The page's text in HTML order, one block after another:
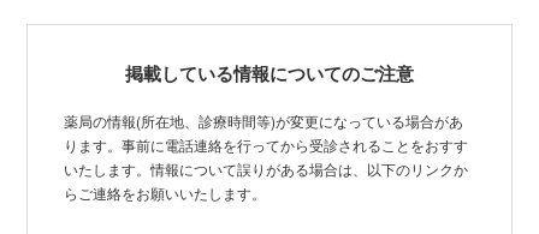
掲載している情報についてのご注意
薬局の情報(所在地、診療時間等)が変更になっている場合があ
ります。事前に電話連絡を行ってから受診されることをおすす
いたします。情報について誤りがある場合は、以下のリンクか
らご連絡をお願いいたします。